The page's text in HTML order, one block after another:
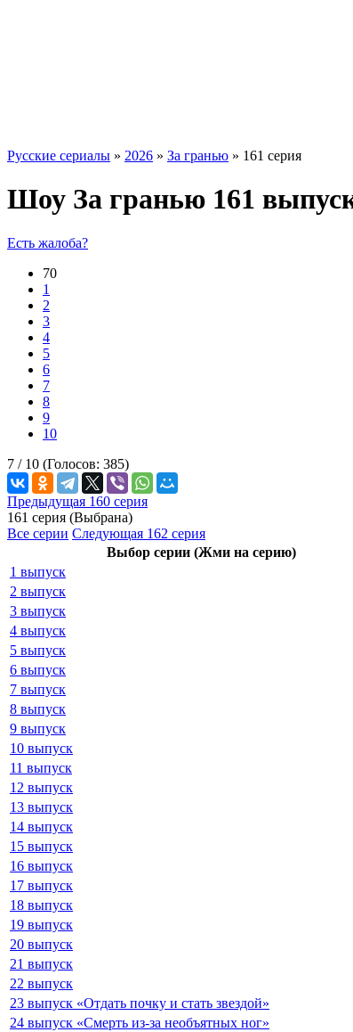
Русские сериалы » 2026 » За гранью » 161 серия
Шоу За гранью 161
Есть жалоба?
70
1
2
3
4
5
6
7
8
9
10
7 / 10 (Голосов: 385)
Предыдущая 160 серия
161 серия (Выбрана)
Все серии Следующая 162 серия
Выбор серии (Жми на серию)
1 выпуск
2 выпуск
3 выпуск
4 выпуск
5 выпуск
6 выпуск
7 выпуск
8 выпуск
9 выпуск
10 выпуск
11 выпуск
12 выпуск
13 выпуск
14 выпуск
15 выпуск
16 выпуск
17 выпуск
18 выпуск
19 выпуск
20 выпуск
21 выпуск
22 выпуск
23 выпуск «Отдать почку и стать звездой»
24 выпуск «Смерть из-за необъятных ног»